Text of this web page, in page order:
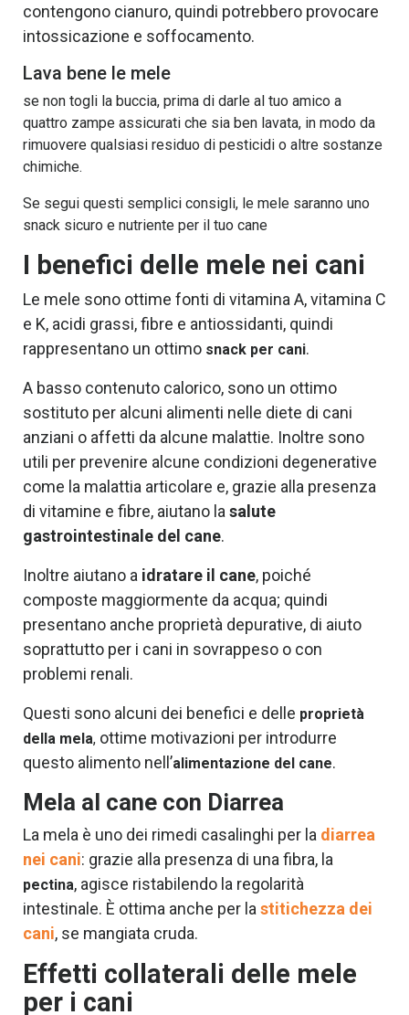
contengono cianuro, quindi potrebbero provocare
intossicazione e soffocamento.
Lava bene le mele
se non togli la buccia, prima di darle al tuo amico a
quattro zampe assicurati che sia ben lavata, in modo da
rimuovere qualsiasi residuo di pesticidi o altre sostanze
chimiche.
Se segui questi semplici consigli, le mele saranno uno
snack sicuro e nutriente per il tuo cane
I benefici delle mele nei cani
Le mele sono ottime fonti di vitamina A, vitamina C
e K, acidi grassi, fibre e antiossidanti, quindi
rappresentano un ottimo snack per cani.
A basso contenuto calorico, sono un ottimo
sostituto per alcuni alimenti nelle diete di cani
anziani o affetti da alcune malattie. Inoltre sono
utili per prevenire alcune condizioni degenerative
come la malattia articolare e, grazie alla presenza
di vitamine e fibre, aiutano la salute
gastrointestinale del cane.
Inoltre aiutano a idratare il cane, poiché
composte maggiormente da acqua; quindi
presentano anche proprietà depurative, di aiuto
soprattutto per i cani in sovrappeso o con
problemi renali.
Questi sono alcuni dei benefici e delle proprietà
della mela, ottime motivazioni per introdurre
questo alimento nell’alimentazione del cane.
Mela al cane con Diarrea
La mela è uno dei rimedi casalinghi per la diarrea
nei cani: grazie alla presenza di una fibra, la
pectina, agisce ristabilendo la regolarità
intestinale. È ottima anche per la stitichezza dei
cani, se mangiata cruda.
Effetti collaterali delle mele
per i cani